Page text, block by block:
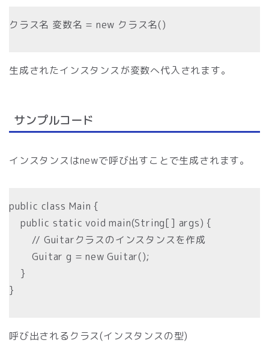
クラス名 変数名 = new クラス名()
生成されたインスタンスが変数へ代入されます。
サンプルコード
インスタンスはnewで呼び出すことで生成されます。
public class Main {
public static void main(String[] args) {
// Guitarクラスのインスタンスを作成
Guitar g = new Guitar();
}
}
呼び出されるクラス(インスタンスの型)